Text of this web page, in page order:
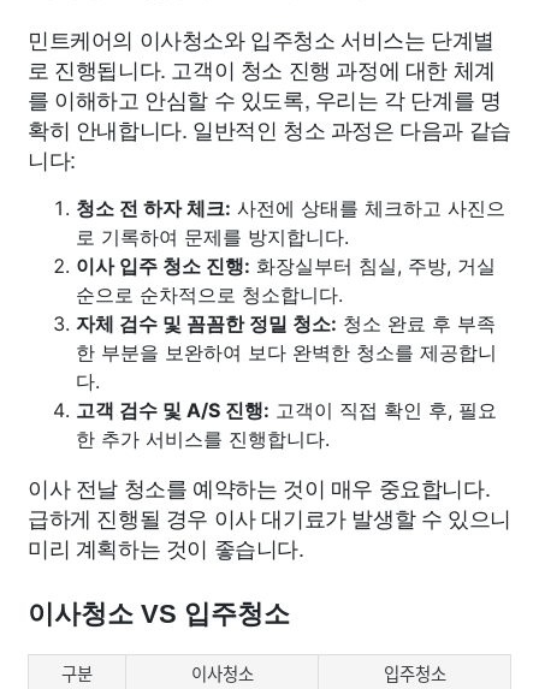
민트케어의 이사청소와 입주청소 서비스는 단계별
로 진행됩니다. 고객이 청소 진행 과정에 대한 체계
를 이해하고 안심할 수 있도록, 우리는 각 단계를 명
확히 안내합니다. 일반적인 청소 과정은 다음과 같습
니다:
청소 전 하자 체크: 사전에 상태를 체크하고 사진으
로 기록하여 문제를 방지합니다.
이사 입주 청소 진행: 화장실부터 침실, 주방, 거실
순으로 순차적으로 청소합니다.
자체 검수 및 꼼꼼한 정밀 청소: 청소 완료 후 부족
한 부분을 보완하여 보다 완벽한 청소를 제공합니
다.
고객 검수 및 A/S 진행: 고객이 직접 확인 후, 필요
한 추가 서비스를 진행합니다.
이사 전날 청소를 예약하는 것이 매우 중요합니다.
급하게 진행될 경우 이사 대기료가 발생할 수 있으니
미리 계획하는 것이 좋습니다.
이사청소 VS 입주청소
구분 이사청소
입주청소